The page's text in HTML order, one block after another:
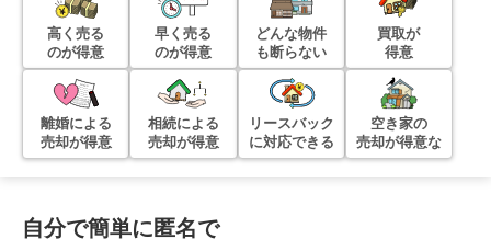
高く売る
のが得意
早く売る
のが得意
どんな物件
も断らない
買取が
得意
離婚による
売却が得意
相続による
売却が得意
リースバック
に対応できる
空き家の
売却が得意な
自分で簡単に匿名で